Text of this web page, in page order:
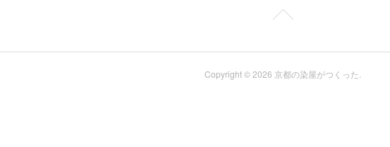
Copyright ©2026 京都の染屋がつくった